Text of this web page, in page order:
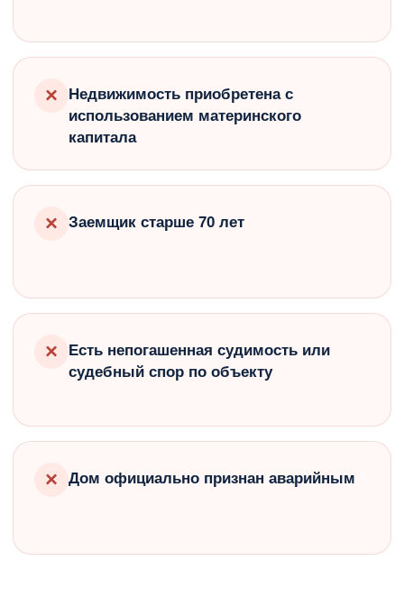
×
Недвижимость приобретена с
использованием материнского
капитала
× Заемщик старше 70 лет
×
Есть непогашенная судимость или
судебный спор по объекту
× Дом официально признан аварийным